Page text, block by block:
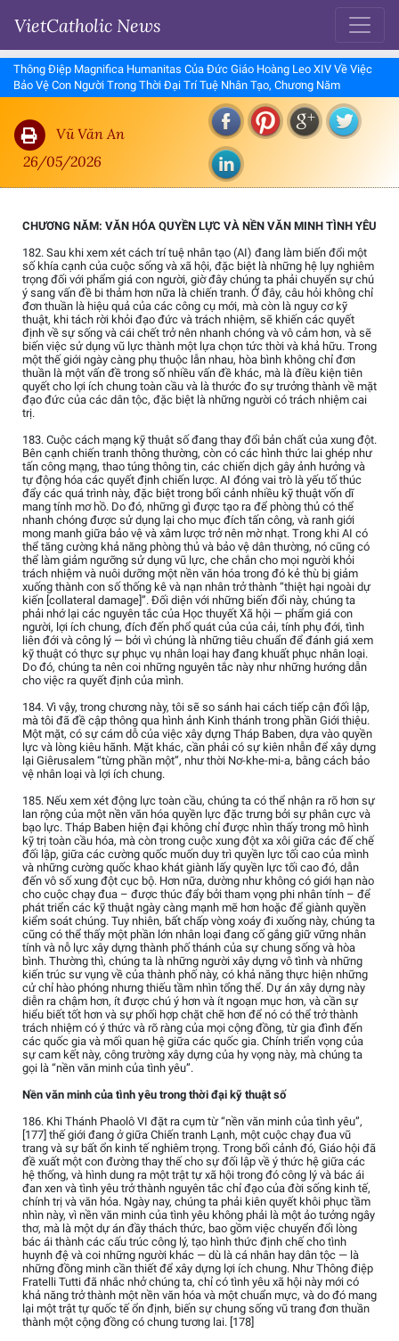
VietCatholic News
Thông Điệp Magnifica Humanitas Của Đức Giáo Hoàng Leo XIV Về Việc
Bảo Vệ Con Người Trong Thời Đại Trí Tuệ Nhân Tạo, Chương Năm
Vũ Văn An
26/05/2026
CHƯƠNG NĂM: VĂN HÓA QUYỀN LỰC VÀ NỀN VĂN MINH TÌNH YÊU
182. Sau khi xem xét cách trí tuệ nhân tạo (AI) đang làm biến đổi một
số khía cạnh của cuộc sống và xã hội, đặc biệt là những hệ lụy nghiêm
trọng đối với phẩm giá con người, giờ đây chúng ta phải chuyển sự chú
ý sang vấn đề bi thảm hơn nữa là chiến tranh. Ở đây, câu hỏi không chỉ
đơn thuần là hiệu quả của các công cụ mới, mà còn là nguy cơ kỹ
thuật, khi tách rời khỏi đạo đức và trách nhiệm, sẽ khiến các quyết
định về sự sống và cái chết trở nên nhanh chóng và vô cảm hơn, và sẽ
biến việc sử dụng vũ lực thành một lựa chọn tức thời và khả hữu. Trong
một thế giới ngày càng phụ thuộc lẫn nhau, hòa bình không chỉ đơn
thuần là một vấn đề trong số nhiều vấn đề khác, mà là điều kiện tiên
quyết cho lợi ích chung toàn cầu và là thước đo sự trưởng thành về mặt
đạo đức của các dân tộc, đặc biệt là những người có trách nhiệm cai
trị.
183. Cuộc cách mạng kỹ thuật số đang thay đổi bản chất của xung đột.
Bên cạnh chiến tranh thông thường, còn có các hình thức lai ghép như
tấn công mạng, thao túng thông tin, các chiến dịch gây ảnh hưởng và
tự động hóa các quyết định chiến lược. AI đóng vai trò là yếu tố thúc
đẩy các quá trình này, đặc biệt trong bối cảnh nhiều kỹ thuật vốn dĩ
mang tính mơ hồ. Do đó, những gì được tạo ra để phòng thủ có thể
nhanh chóng được sử dụng lại cho mục đích tấn công, và ranh giới
mong manh giữa bảo vệ và xâm lược trở nên mờ nhạt. Trong khi AI có
thể tăng cường khả năng phòng thủ và bảo vệ dân thường, nó cũng có
thể làm giảm ngưỡng sử dụng vũ lực, che chắn cho mọi người khỏi
trách nhiệm và nuôi dưỡng một nền văn hóa trong đó kẻ thù bị giảm
xuống thành con số thống kê và nạn nhân trở thành “thiệt hại ngoài dự
kiến [collateral damage]”. Đối diện với những biến đổi này, chúng ta
phải nhớ lại các nguyên tắc của Học thuyết Xã hội — phẩm giá con
người, lợi ích chung, đích đến phổ quát của của cải, tính phụ đới, tình
liên đới và công lý — bởi vì chúng là những tiêu chuẩn để đánh giá xem
kỹ thuật có thực sự phục vụ nhân loại hay đang khuất phục nhân loại.
Do đó, chúng ta nên coi những nguyên tắc này như những hướng dẫn
cho việc ra quyết định của mình.
184. Vì vậy, trong chương này, tôi sẽ so sánh hai cách tiếp cận đối lập,
mà tôi đã đề cập thông qua hình ảnh Kinh thánh trong phần Giới thiệu.
Một mặt, có sự cám dỗ của việc xây dựng Tháp Baben, dựa vào quyền
lực và lòng kiêu hãnh. Mặt khác, cần phải có sự kiên nhẫn để xây dựng
lại Giêrusalem “từng phần một”, như thời Nơ-khe-mi-a, bằng cách bảo
vệ nhân loại và lợi ích chung.
185. Nếu xem xét động lực toàn cầu, chúng ta có thể nhận ra rõ hơn sự
lan rộng của một nền văn hóa quyền lực đặc trưng bởi sự phân cực và
bạo lực. Tháp Baben hiện đại không chỉ được nhìn thấy trong mô hình
kỹ trị toàn cầu hóa, mà còn trong cuộc xung đột xa xôi giữa các đế chế
đối lập, giữa các cường quốc muốn duy trì quyền lực tối cao của mình
và những cường quốc khao khát giành lấy quyền lực tối cao đó, dẫn
đến vô số xung đột cục bộ. Hơn nữa, dường như không có giới hạn nào
cho cuộc chạy đua – được thúc đẩy bởi tham vọng phi nhân tính – để
phát triển các kỹ thuật ngày càng mạnh mẽ hơn hoặc để giành quyền
kiểm soát chúng. Tuy nhiên, bất chấp vòng xoáy đi xuống này, chúng ta
cũng có thể thấy một phần lớn nhân loại đang cố gắng giữ vững nhân
tính và nỗ lực xây dựng thành phố thánh của sự chung sống và hòa
bình. Thường thì, chúng ta là những người xây dựng vô tình và những
kiến trúc sư vụng về của thành phố này, có khả năng thực hiện những
cử chỉ hào phóng nhưng thiếu tầm nhìn tổng thể. Dự án xây dựng này
diễn ra chậm hơn, ít được chú ý hơn và ít ngoạn mục hơn, và cần sự
hiểu biết tốt hơn và sự phối hợp chặt chẽ hơn để nó có thể trở thành
trách nhiệm có ý thức và rõ ràng của mọi cộng đồng, từ gia đình đến
các quốc gia và mối quan hệ giữa các quốc gia. Chính triển vọng của
sự cam kết này, công trường xây dựng của hy vọng này, mà chúng ta
gọi là “nền văn minh của tình yêu”.
Nền văn minh của tình yêu trong thời đại kỹ thuật số
186. Khi Thánh Phaolô VI đặt ra cụm từ “nền văn minh của tình yêu”,
[177] thế giới đang ở giữa Chiến tranh Lạnh, một cuộc chạy đua vũ
trang và sự bất ổn kinh tế nghiêm trọng. Trong bối cảnh đó, Giáo hội đã
đề xuất một con đường thay thế cho sự đối lập về ý thức hệ giữa các
hệ thống, và hình dung ra một trật tự xã hội trong đó công lý và bác ái
đan xen và tình yêu trở thành nguyên tắc chỉ đạo của đời sống kinh tế,
chính trị và văn hóa. Ngày nay, chúng ta phải kiên quyết khôi phục tầm
nhìn này, vì nền văn minh của tình yêu không phải là một ảo tưởng ngây
thơ, mà là một dự án đầy thách thức, bao gồm việc chuyển đổi lòng
bác ái thành các cấu trúc công lý, tạo hình thức định chế cho tình
huynh đệ và coi những người khác — dù là cá nhân hay dân tộc — là
những đồng minh cần thiết để xây dựng lợi ích chung. Như Thông điệp
Fratelli Tutti đã nhắc nhở chúng ta, chỉ có tình yêu xã hội này mới có
khả năng trở thành một nền văn hóa và một chuẩn mực, và do đó mang
lại một trật tự quốc tế ổn định, biến sự chung sống vũ trang đơn thuần
thành một cộng đồng có chung tương lai. [178]